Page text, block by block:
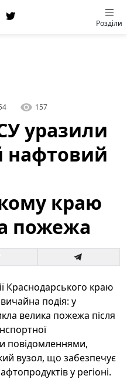
Розділи
157
уразили
нафтовий
краю
пожежа
Краснодарського краю
подія: у
велика пожежа після
повідомленнями,
вузол, що забезпечує
у регіоні.